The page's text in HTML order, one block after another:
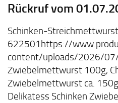
Rückruf vom
Schinken-
622501https://
content/uploads/2026/
Zwiebelmettwurst 100g,
Zwiebelmettwurst ca.
Delikatess Schinken